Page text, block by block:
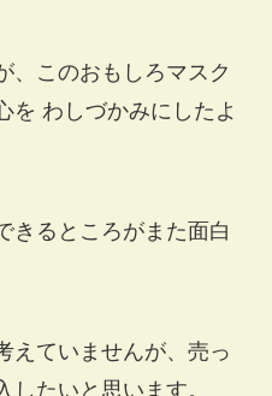
、このおもしろマスク
を わしづかみにしたよ
きるところがまた面白
えていませんが、売っ
たいと思います。